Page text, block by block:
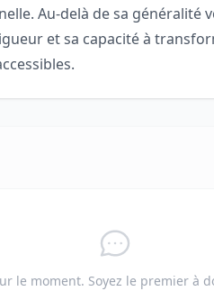
Au-delà de sa généralité
et sa capacité à
le moment. Soyez le premier à